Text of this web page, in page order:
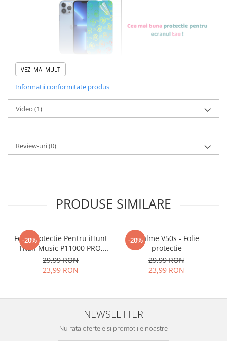
Foliile noastre sunt
tu.
Materialul folosit in
esteNano Glass flexibil.
AcestagaranteazacaNU SE
SPARGE in mii de cioburi
ascutite si periculoase.
zgarieturi si spargere, ci si
INTARESTE ecranul!
Folia avand rezistenta 9H la
VEZI MAI MULT
Informatii conformitate produs
Video (1)
Review-uri(0)
PRODUSE SIMILARE
-20%
Folie Protectie Pentru iHunt
Titan Music P11000 PRO,
VDOO
29,99 RON
23,99 RON
-20%
Realme V50s - Folie
protectie
29,99 RON
23,99 RON
NEWSLETTER
Nu rata ofertele si promotiile noastre